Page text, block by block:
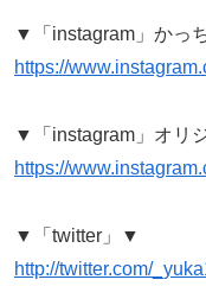
▼「instagram」かっ
https://
▼「instagram」オリ
https://
▼「twitter」▼
http://twitter.com/